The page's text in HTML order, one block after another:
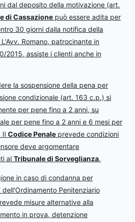
dal deposito della motivazione (art.
di Cassazione può essere adita per
30 giorni dalla notifica della
Romano, patrocinante in
2015, assiste i clienti anche in
la sospensione della pena per
condizionale (art. 163 c.p.) si
per pene fino a 2 anni, su
per pene fino a 2 anni e 6 mesi per
Il Codice Penale prevede condizioni
deve argomentare
al Tribunale di Sorveglianza.
in caso di condanna per
Penitenziario
misure alternative alla
in prova, detenzione